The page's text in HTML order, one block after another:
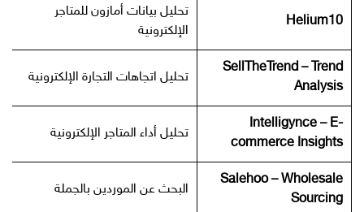
Helium10
تحليل بيانات أمازون للمتاجر
الإلكترونية
SellTheTrend – Trend
Analysis
تحليل اتجاهات التجارة الإلكترونية
Intelligynce – E-
commerce Insights
تحليل أداء المتاجر الإلكترونية
Salehoo – Wholesale
Sourcing
البحث عن الموردين بالجملة